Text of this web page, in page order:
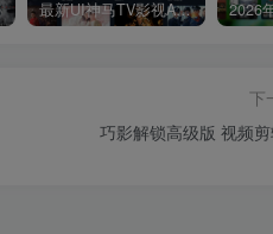
最新UI神马TV影视APP源码 乐檬影视苹果CMS后台 包含前后端源码
下
巧影解锁高级版 视频